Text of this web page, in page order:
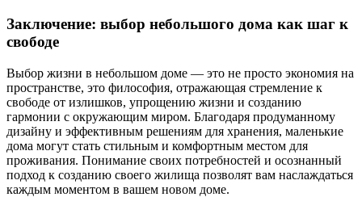
Заключение: выбор небольшого дома как шаг к
свободе
Выбор жизни в небольшом доме — это не просто экономия на
пространстве, это философия, отражающая стремление к
свободе от излишков, упрощению жизни и созданию
гармонии с окружающим миром. Благодаря продуманному
дизайну и эффективным решениям для хранения, маленькие
дома могут стать стильным и комфортным местом для
проживания. Понимание своих потребностей и осознанный
подход к созданию своего жилища позволят вам наслаждаться
каждым моментом в вашем новом доме.